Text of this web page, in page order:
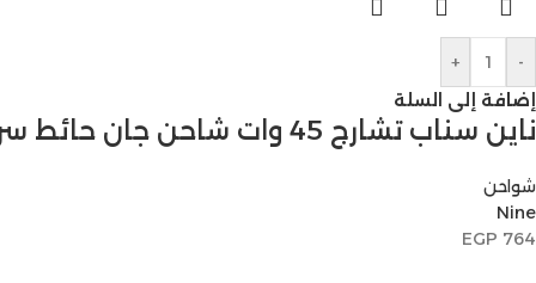
-
+
إضافة إلى السلة
ناين سناب تشارج 45 وات شاحن جان حائط سريع منفذ واحد
شواحن
Nine
EGP 764